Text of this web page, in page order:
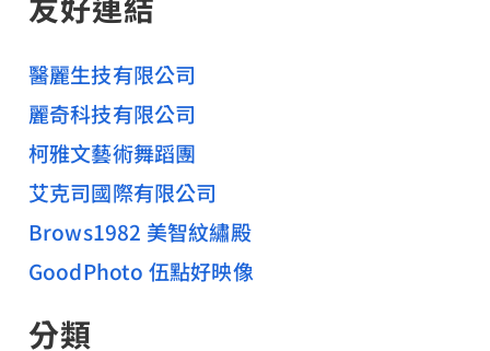
醫麗生技有限公司
麗奇科技有限公司
柯雅文藝術舞蹈團
艾克司國際有限公司
Brows1982 美智紋繡殿
GoodPhoto 伍點好映像
分類